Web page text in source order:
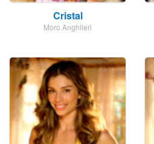
Cristal
Moro Anghileri